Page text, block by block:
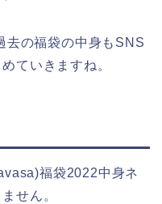
去の福袋の中身もSNS
ていきますね。
福袋2022中身ネ
せん。